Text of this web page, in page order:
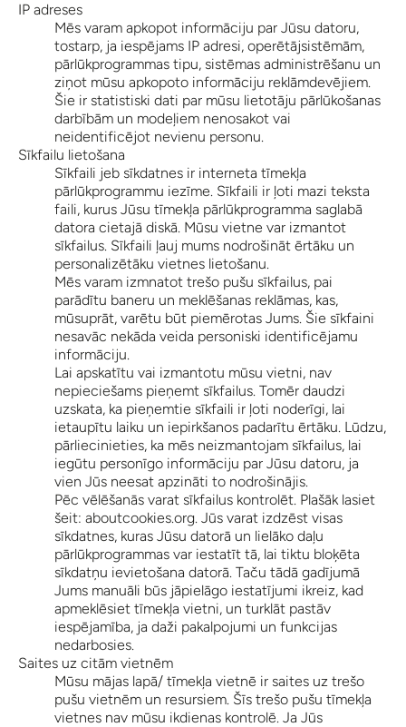
IP adreses
Mēs varam apkopot informāciju par Jūsu datoru,
tostarp, ja iespējams IP adresi, operētājsistēmām,
pārlūkprogrammas tipu, sistēmas administrēšanu un
ziņot mūsu apkopoto informāciju reklāmdevējiem.
Šie ir statistiski dati par mūsu lietotāju pārlūkošanas
darbībām un modeļiem nenosakot vai
neidentificējot nevienu personu.
Sīkfailu lietošana
Sīkfaili jeb sīkdatnes ir interneta tīmekļa
pārlūkprogrammu iezīme. Sīkfaili ir ļoti mazi teksta
faili, kurus Jūsu tīmekļa pārlūkprogramma saglabā
datora cietajā diskā. Mūsu vietne var izmantot
sīkfailus. Sīkfaili ļauj mums nodrošināt ērtāku un
personalizētāku vietnes lietošanu.
Mēs varam izmnatot trešo pušu sīkfailus, pai
parādītu baneru un meklēšanas reklāmas, kas,
mūsuprāt, varētu būt piemērotas Jums. Šie sīkfaini
nesavāc nekāda veida personiski identificējamu
informāciju.
Lai apskatītu vai izmantotu mūsu vietni, nav
nepieciešams pieņemt sīkfailus. Tomēr daudzi
uzskata, ka pieņemtie sīkfaili ir ļoti noderīgi, lai
ietaupītu laiku un iepirkšanos padarītu ērtāku. Lūdzu,
pārliecinieties, ka mēs neizmantojam sīkfailus, lai
iegūtu personīgo informāciju par Jūsu datoru, ja
vien Jūs neesat apzināti to nodrošinājis.
Pēc vēlēšanās varat sīkfailus kontrolēt. Plašāk lasiet
šeit: aboutcookies.org. Jūs varat izdzēst visas
sīkdatnes, kuras Jūsu datorā un lielāko daļu
pārlūkprogrammas var iestatīt tā, lai tiktu bloķēta
sīkdatņu ievietošana datorā. Taču tādā gadījumā
Jums manuāli būs jāpielāgo iestatījumi ikreiz, kad
apmeklēsiet tīmekļa vietni, un turklāt pastāv
iespējamība, ja daži pakalpojumi un funkcijas
nedarbosies.
Saites uz citām vietnēm
Mūsu mājas lapā/ tīmekļa vietnē ir saites uz trešo
pušu vietnēm un resursiem. Šīs trešo pušu tīmekļa
vietnes nav mūsu ikdienas kontrolē. Ja Jūs